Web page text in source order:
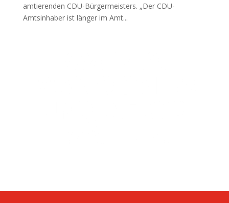
amtierenden CDU-Bürgermeisters. „Der CDU-
Amtsinhaber ist länger im Amt...